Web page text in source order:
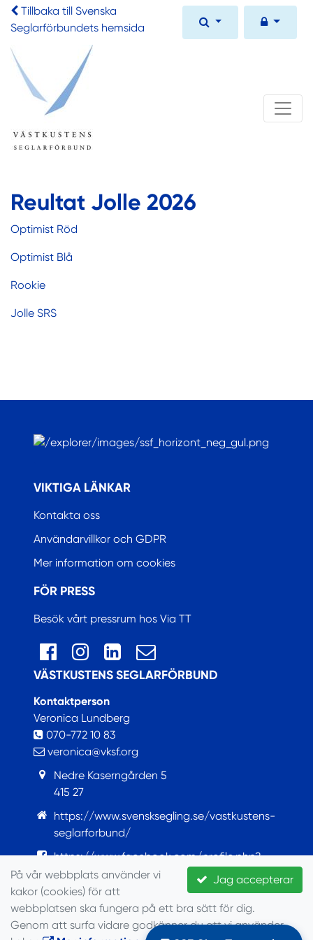
Tillbaka till Svenska
Seglarförbundets hemsida
Reultat Jolle 2026
Optimist Röd
Optimist Blå
Rookie
Jolle SRS
VIKTIGA LÄNKAR
Kontakta oss
Användarvillkor och GDPR
Mer information om cookies
FÖR PRESS
Besök vårt pressrum hos Via TT
VÄSTKUSTENS SEGLARFÖRBUND
Kontaktperson
Veronica Lundberg
070-772 10 83
veronica@vksf.org
Nedre Kaserngården 5
415 27
https://www.svensksegling.se/vastkustens-
seglarforbund/
https://www.facebook.com/profile.php?
id=100063759421922
© Seglarförbundet, 2022
Jag accepterar
På vår webbplats använder vi
kakor (cookies) för att
webbplatsen ska fungera på ett bra sätt för dig.
Genom att surfa vidare godkänner du att vi använder